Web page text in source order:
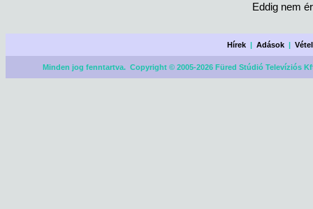
Eddig nem
Hírek |Adások |
Minden jog fenntartva. Copyright © 2005-2026 Füred Stúdió Televíziós